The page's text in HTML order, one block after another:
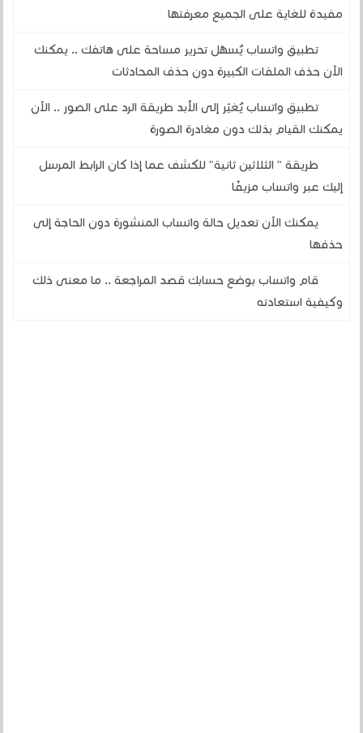
مفيدة للغاية على الجميع معرفتها
تطبيق واتساب يُسهّل تحرير مساحة على هاتفك .. يمكنك
الآن حذف الملفات الكبيرة دون حذف المحادثات
تطبيق واتساب يُغيّر إلى الأبد طريقة الرد على الصور .. الآن
يمكنك القيام بذلك دون مغادرة الصورة
طريقة " الثلاثين ثانية" للكشف عما إذا كان الرابط المرسل
إليك عبر واتساب مزيفًا
يمكنك الآن تعديل حالة واتساب المنشورة دون الحاجة إلى
حذفها
قام واتساب بوضع حسابك قصد المراجعة .. ما معنى ذلك
وكيفية استعادته